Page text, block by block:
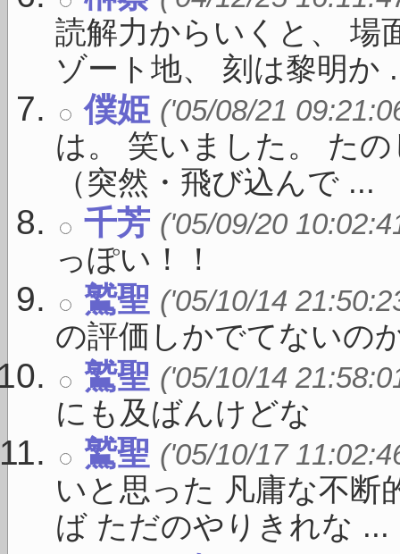
読解力からいくと、 場
ゾート地、 刻は黎明か
僕姫 ('05/08/21
は。 笑いました。 た
（突然・飛び込んで ...
千芳 ('05/09/20
っぽい！！
鷲聖 ('05/10/14
の評価しかでてないの
鷲聖 ('05/10/14
にも及ばんけどな
鷲聖 ('05/10/17
いと思った 凡庸な不断
ば ただのやりきれな ...